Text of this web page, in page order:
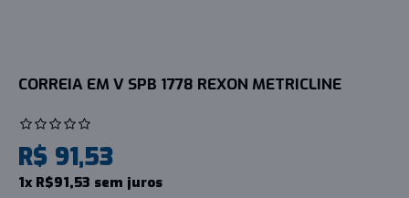
CORREIA EM V SPB 1778 REXON METRICLINE
R$ 91,53
1x R$91,53 sem juros